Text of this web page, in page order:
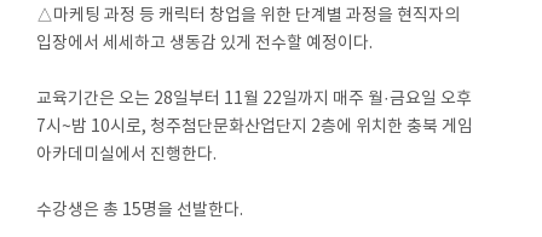
△마케팅 과정 등 캐릭터 창업을 위한 단계별 과정을 현직자의
입장에서 세세하고 생동감 있게 전수할 예정이다.
교육기간은 오는 28일부터 11월 22일까지 매주 월·금요일 오후
7시~밤 10시로, 청주첨단문화산업단지 2층에 위치한 충북 게임
아카데미실에서 진행한다.
수강생은 총 15명을 선발한다.